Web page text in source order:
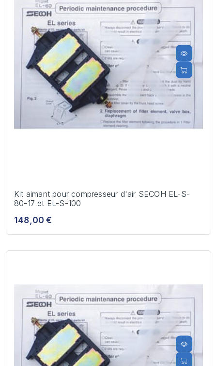
Kit aimant pour compresseur d'air SECOH EL-S-
80-17 et EL-S-100
148,00 €